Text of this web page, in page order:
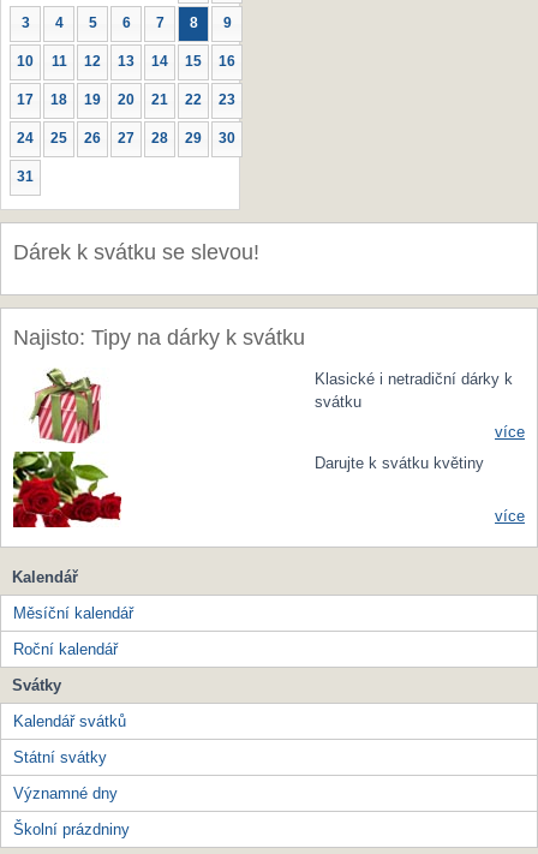
3 4 5 6 7 8 9
10 11 12 13 14 15 16
17 18 19 20 21 22 23
24 25 26 27 28 29 30
31
Dárek k svátku se slevou!
Najisto: Tipy na dárky k svátku
Klasické i netradiční dárky k
svátku
více
Darujte k svátku květiny
více
Kalendář
Měsíční kalendář
Roční kalendář
Svátky
Kalendář svátků
Státní svátky
Významné dny
Školní prázdniny